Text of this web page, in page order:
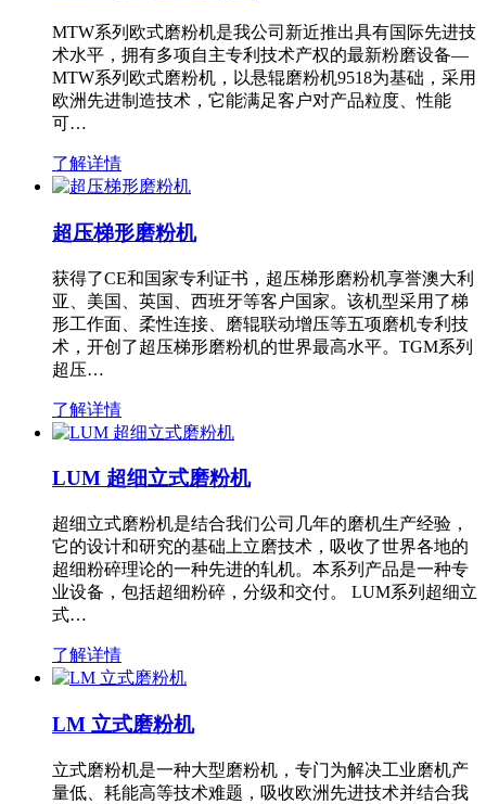
MTW系列欧式磨粉机是我公司新近推出具有国际先进技
术水平，拥有多项自主专利技术产权的最新粉磨设备—
MTW系列欧式磨粉机，以悬辊磨粉机9518为基础，采用
欧洲先进制造技术，它能满足客户对产品粒度、性能
可…
了解详情
超压梯形磨粉机
获得了CE和国家专利证书，超压梯形磨粉机享誉澳大利
亚、美国、英国、西班牙等客户国家。该机型采用了梯
形工作面、柔性连接、磨辊联动增压等五项磨机专利技
术，开创了超压梯形磨粉机的世界最高水平。TGM系列
超压…
了解详情
LUM 超细立式磨粉机
超细立式磨粉机是结合我们公司几年的磨机生产经验，
它的设计和研究的基础上立磨技术，吸收了世界各地的
超细粉碎理论的一种先进的轧机。本系列产品是一种专
业设备，包括超细粉碎，分级和交付。 LUM系列超细立
式…
了解详情
LM 立式磨粉机
立式磨粉机是一种大型磨粉机，专门为解决工业磨机产
量低、耗能高等技术难题，吸收欧洲先进技术并结合我